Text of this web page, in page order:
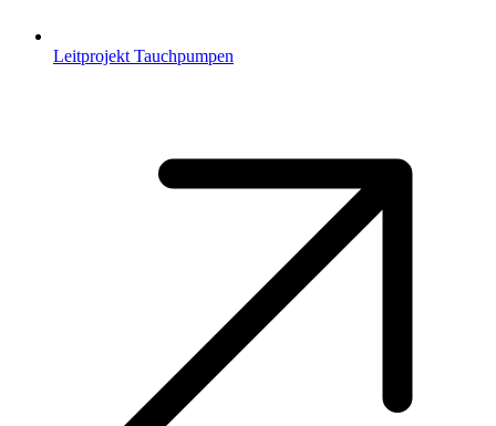
Leitprojekt Tauchpumpen